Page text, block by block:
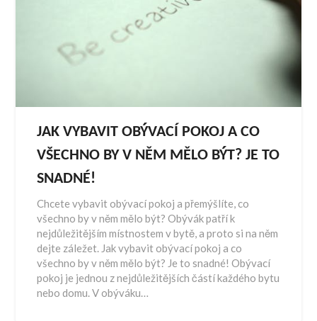
JAK VYBAVIT OBÝVACÍ POKOJ A CO
VŠECHNO BY V NĚM MĚLO BÝT? JE TO
SNADNÉ!
Chcete vybavit obývací pokoj a přemýšlíte, co
všechno by v něm mělo být? Obývák patří k
nejdůležitějším místnostem v bytě, a proto si na něm
dejte záležet. Jak vybavit obývací pokoj a co
všechno by v něm mělo být? Je to snadné! Obývací
pokoj je jednou z nejdůležitějších částí každého bytu
nebo domu. V obýváku…